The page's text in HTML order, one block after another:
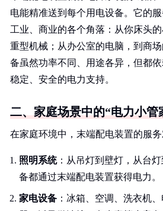
电能精准送到每个用电设备。它的服
工业、商业的各个角落：从你床头
重型机械；从办公室的电脑，到商
备虽然功率不同、用途各异，但都
稳定、安全的电力支持。
二、家庭场景中的“电力小管
在家庭环境中，末端配电装置的服务
照明系统：从吊灯到壁灯，从台
备都通过末端配电装置获得电力。
家电设备 ：冰箱、空调、洗衣机